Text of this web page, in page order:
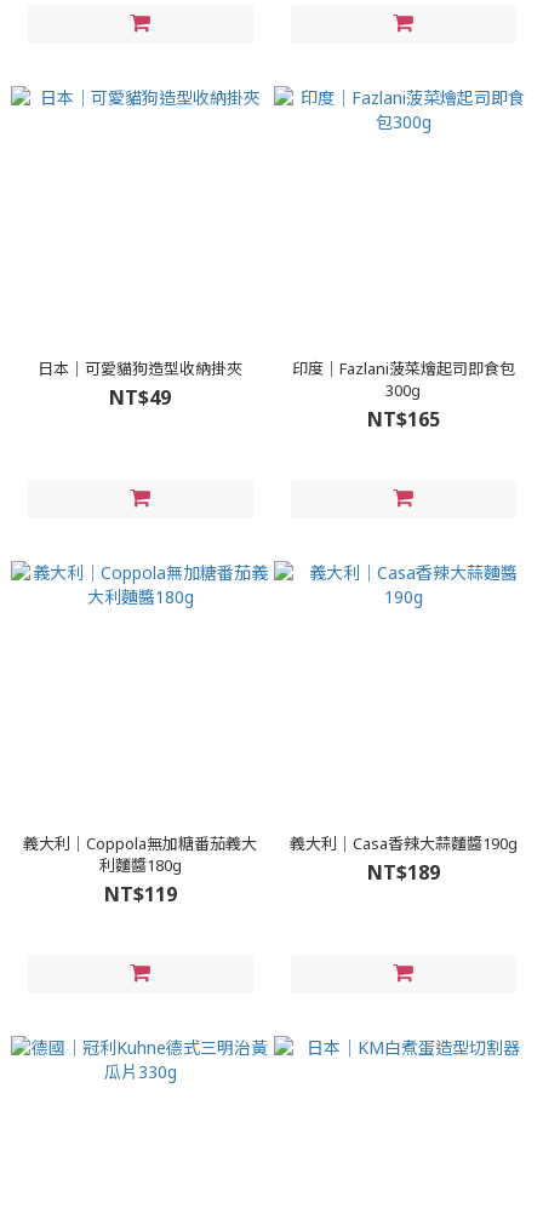
日本｜可愛貓狗造型收納掛夾
NT$49
印度｜Fazlani菠菜燴起司即食包
300g
NT$165
義大利｜Coppola無加糖番茄義大
利麵醬180g
NT$119
義大利｜Casa香辣大蒜麵醬190g
NT$189